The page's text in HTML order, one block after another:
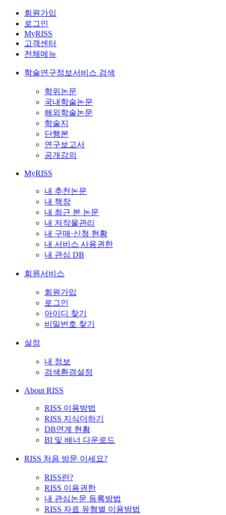
회원가입
로그인
MyRISS
고객센터
전체메뉴
학술연구정보서비스 검색
학위논문
국내학술논문
해외학술논문
학술지
단행본
연구보고서
공개강의
MyRISS
내 추천논문
내 책장
내 최근 본 논문
내 저작물관리
내 구매·신청 현황
내 서비스 사용권한
내 관심 DB
회원서비스
회원가입
로그인
아이디 찾기
비밀번호 찾기
설정
내 정보
검색환경설정
About RISS
RISS 이용방법
RISS 지식더하기
DB연계 현황
BI 및 배너 다운로드
RISS 처음 방문 이세요?
RISS란?
RISS 이용권한
내 관심논문 등록방법
RISS 자료 유형별 이용방법